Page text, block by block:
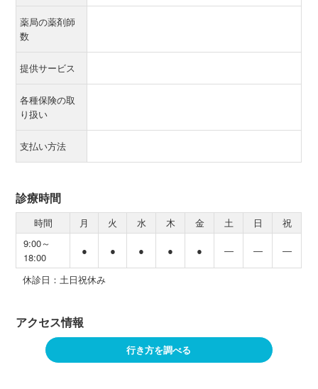
薬局の薬剤師
数
提供サービス
各種保険の取
り扱い
支払い方法
診療時間
時間 月 火 水 木 金 土 日
祝
9:00～
18:00
● ● ● ● ● ― ― ―
休診日：土日祝休み
アクセス情報
行き方を調べる